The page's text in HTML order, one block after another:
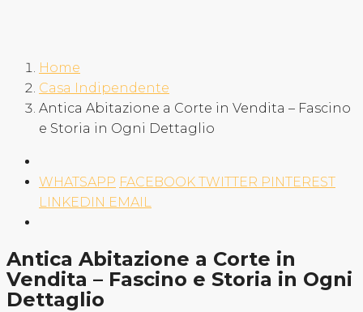
Home
Casa Indipendente
Antica Abitazione a Corte in Vendita – Fascino
e Storia in Ogni Dettaglio
WHATSAPP FACEBOOK TWITTER PINTEREST
LINKEDIN EMAIL
Antica Abitazione a Corte in
Vendita – Fascino e Storia in Ogni
Dettaglio